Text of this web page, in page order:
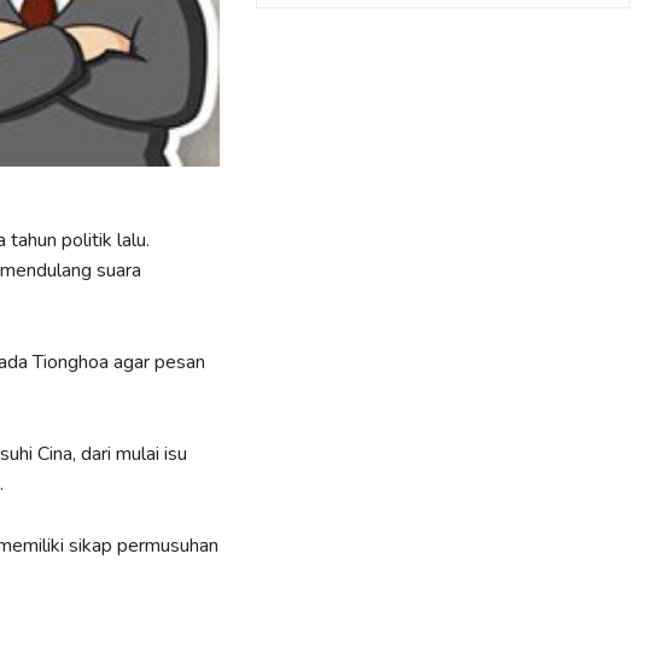
tahun politik lalu.
suara
Tionghoa agar pesan
Cina, dari mulai isu
sikap permusuhan